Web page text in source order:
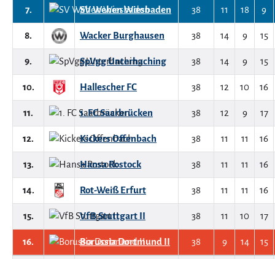
7. SV Wehen Wiesbaden 38 11 18 9
8. Wacker Burghausen 38 14 9 15
9. SpVgg Unterhaching 38 14 9 15
10. Hallescher FC 38 12 10 16
11. 1. FC Saarbrücken 38 12 9 17
12. Kickers Offenbach 38 11 11 16
13. Hansa Rostock 38 11 11 16
14. Rot-Weiß Erfurt 38 11 11 16
15. VfB Stuttgart II 38 11 10 17
16. Borussia Dortmund II 38 9 14 15